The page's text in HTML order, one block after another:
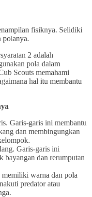
fisiknya. Selidiki
polanya.
2 adalah
pola dalam
Scouts memahami
hal itu membantu
Garis-garis ini membantu
dan membingungkan
Garis-garis ini
bayangan dan rerumputan
warna dan pola
predator atau